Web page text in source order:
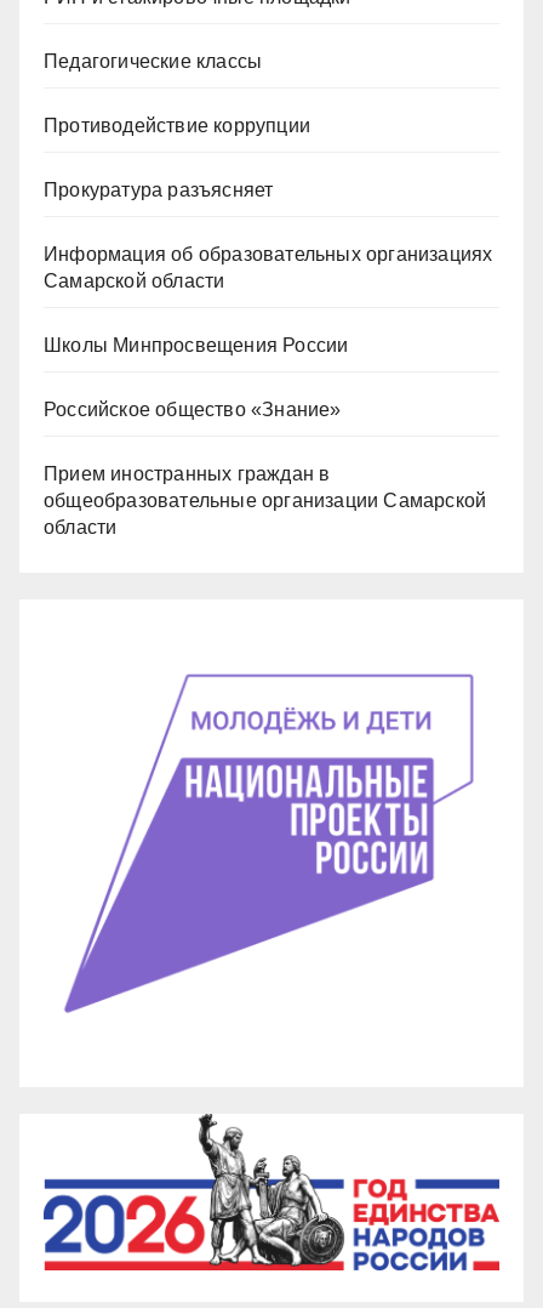
Педагогические классы
Противодействие коррупции
Прокуратура разъясняет
Информация об образовательных организациях
Самарской области
Школы Минпросвещения России
Российское общество «Знание»
Прием иностранных граждан в
общеобразовательные организации Самарской
области